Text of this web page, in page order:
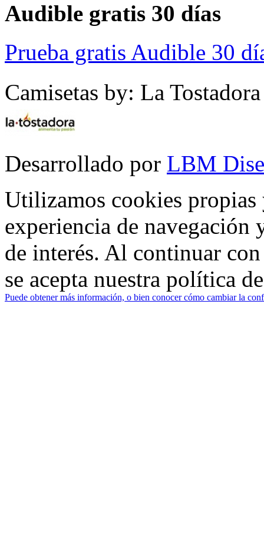
Audible gratis 30 días
Prueba gratis Audible 30
Camisetas by: La Tostadora
Desarrollado por LBM
Utilizamos cookies propias
experiencia de
de interés. Al continuar
se acepta nuestra política
Puede obtener más información, o bien conocer cómo cambiar la